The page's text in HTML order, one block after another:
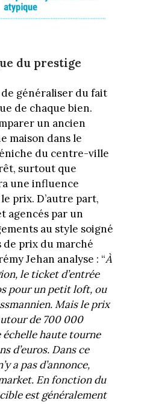
du prestige
généraliser du fait
de chaque bien.
un ancien
maison dans le
du centre-ville
surtout que
une influence
prix. D’autre part,
agencés par un
au style soigné
prix du marché
Jehan analyse : “À
le ticket d’entrée
pour un petit loft, ou
Mais le prix
de 700 000
haute tourne
d’euros. Dans ce
a pas d’annonce,
En fonction du
est généralement